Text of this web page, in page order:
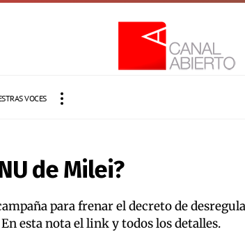
VOCES
de Milei?
para frenar el decreto de
esta nota el link y todos los detalles.